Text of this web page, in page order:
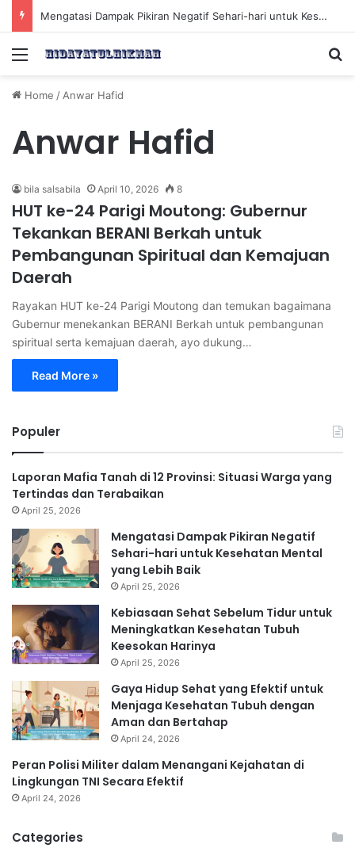
Mengatasi Dampak Pikiran Negatif Sehari-hari untuk Kesehatan Mental yang Lebih Baik
Menu
Home / Anwar Hafid
Anwar Hafid
bila salsabila April 10, 2026 8
HUT ke-24 Parigi Moutong: Gubernur
Tekankan BERANI Berkah untuk
Pembangunan Spiritual dan Kemajuan
Daerah
Rayakan HUT ke-24 Parigi Moutong dan temukan bagaimana
Gubernur menekankan BERANI Berkah untuk pembangunan
spiritual serta kemajuan daerah, ayo dukung…
Read More »
Populer
Laporan Mafia Tanah di 12 Provinsi: Situasi Warga yang
Tertindas dan Terabaikan
April 25, 2026
Mengatasi Dampak Pikiran Negatif
Sehari-hari untuk Kesehatan Mental
yang Lebih Baik
April 25, 2026
Kebiasaan Sehat Sebelum Tidur untuk
Meningkatkan Kesehatan Tubuh
Keesokan Harinya
April 25, 2026
Gaya Hidup Sehat yang Efektif untuk
Menjaga Kesehatan Tubuh dengan
Aman dan Bertahap
April 24, 2026
Peran Polisi Militer dalam Menangani Kejahatan di
Lingkungan TNI Secara Efektif
April 24, 2026
Categories